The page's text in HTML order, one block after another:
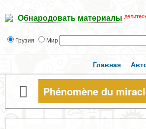
Обнародовать материалы
Грузия Мир
Главная
Phénomène du